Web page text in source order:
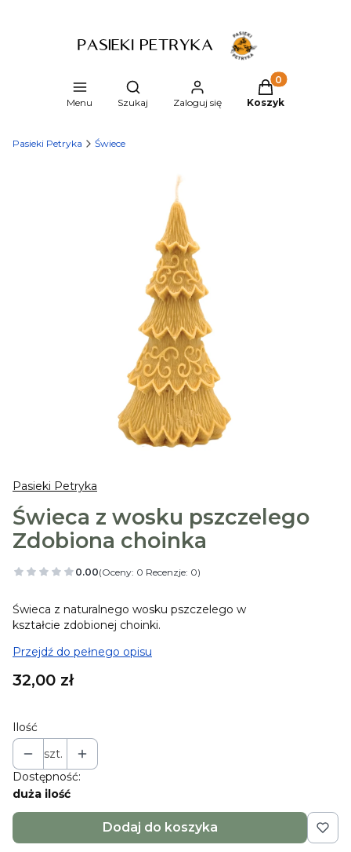
Menu
Otwórz wyszukiwarkę
Szukaj Zaloguj się
Produkty w
Koszyk
Pasieki Petryka Świece
Pasieki Petryka
Świeca z wosku pszczelego
Zdobiona choinka
0.00(Oceny: 0 Recenzje: 0)
Świeca z naturalnego wosku pszczelego w
kształcie zdobionej choinki.
Przejdź do pełnego opisu
Cena
32,00 zł
Ilość
szt.
Dostępność:
duża ilość
Dodaj do koszyka